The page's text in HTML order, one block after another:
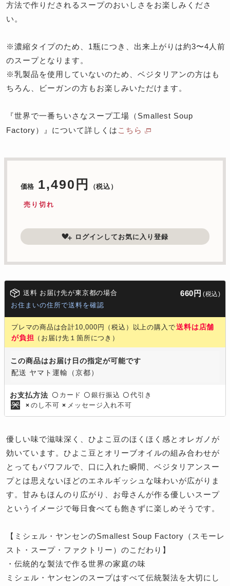
方法で作りだされるスープのおいしさをお楽しみくださ
い。
※濃縮タイプのため、1瓶につき、出来上がりは約3〜4人前
のスープとなります。
※乳製品を使用していないのため、ベジタリアンの方はも
ちろん、ビーガンの方もお楽しみいただけます。
『世界で一番ちいさなスープ工場（Smallest Soup
Factory）』について詳しくは こちら
価格 1,490円 （税込）
売り切れ
ログインしてお気に入り登録
送料 お届け先が東京都の場合 660円 (税込)
お住まいの住所で送料を確認
プレマの商品は合計10,000円（税込）以上の購入で送料は店舗
が負担 （お届け先１箇所につき）
この商品はお届け日の指定が可能です
配送 ヤマト運輸（京都）
お支払方法 〇 カード 〇 銀行振込 〇 代引き
× のし不可 × メッセージ入れ不可
優しい味で滋味深く、ひよこ豆のほくほく感とオレガノが
効いています。ひよこ豆とオリーブオイルの組み合わせが
とってもパワフルで、口に入れた瞬間、ベジタリアンスー
プとは思えないほどのエネルギッシュな味わいが広がりま
す。甘みもほんのり広がり、お母さんが作る優しいスープ
というイメージで毎日食べても飽きずに楽しめそうです。
【ミシェル・ヤンセンのSmallest Soup Factory（スモーレ
スト・スープ・ファクトリー）のこだわり】
・伝統的な製法で作る世界の家庭の味
ミシェル・ヤンセンのスープはすべて伝統製法を大切にし